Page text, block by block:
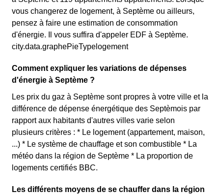
vous changerez de logement, à Septème ou ailleurs,
pensez à faire une estimation de consommation
d'énergie. Il vous suffira d'appeler EDF à Septème.
city.data.graphePieTypelogement
Comment expliquer les variations de dépenses
d'énergie à Septème ?
Les prix du gaz à Septème sont propres à votre ville et la
différence de dépense énergétique des Septèmois par
rapport aux habitants d'autres villes varie selon
plusieurs critères : * Le logement (appartement, maison,
...) * Le système de chauffage et son combustible * La
météo dans la région de Septème * La proportion de
logements certifiés BBC.
Les différents moyens de se chauffer dans la région